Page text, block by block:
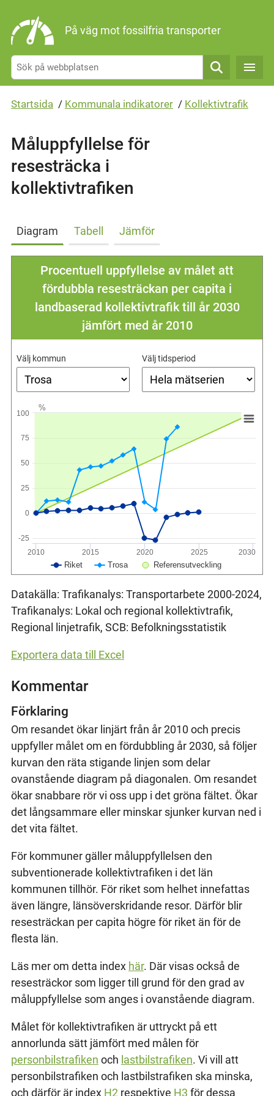
På väg mot fossilfria transporter
Sök
Startsida / Kommunala indikatorer / Kollektivtrafik
Måluppfyllelse för
resesträcka i
kollektivtrafiken
Diagram Tabell Jämför
Procentuell uppfyllelse av målet att
fördubbla resesträckan per capita i
landbaserad kollektivtrafik till år 2030
jämfört med år 2010
Välj kommun Välj tidsperiod
%
Riket Trosa Referensutveckling
2010 2015 2020 2025 2030
-25
0
25
50
75
100
Datakälla: Trafikanalys: Transportarbete 2000-2024,
Trafikanalys: Lokal och regional kollektivtrafik,
Regional linjetrafik, SCB: Befolkningsstatistik
Exportera data till Excel
Kommentar
Förklaring
Om resandet ökar linjärt från år 2010 och precis
uppfyller målet om en fördubbling år 2030, så följer
kurvan den räta stigande linjen som delar
ovanstående diagram på diagonalen. Om resandet
ökar snabbare rör vi oss upp i det gröna fältet. Ökar
det långsammare eller minskar sjunker kurvan ned i
det vita fältet.
För kommuner gäller måluppfyllelsen den
subventionerade kollektivtrafiken i det län
kommunen tillhör. För riket som helhet innefattas
även längre, länsöverskridande resor. Därför blir
resesträckan per capita högre för riket än för de
flesta län.
Läs mer om detta index här. Där visas också de
resesträckor som ligger till grund för den grad av
måluppfyllelse som anges i ovanstående diagram.
Målet för kollektivtrafiken är uttryckt på ett
annorlunda sätt jämfört med målen för
personbilstrafiken och lastbilstrafiken. Vi vill att
personbilstrafiken och lastbilstrafiken ska minska,
och därför är index H2respektive H3 för dessa